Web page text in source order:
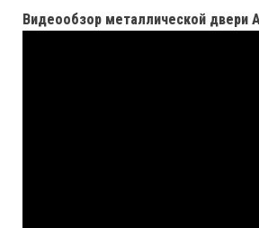
Видеообзор металлической двери